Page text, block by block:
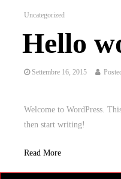
Uncategorized
Hello
Settembre 16, 2015
Welcome to WordPress.
then start writing!
Read More